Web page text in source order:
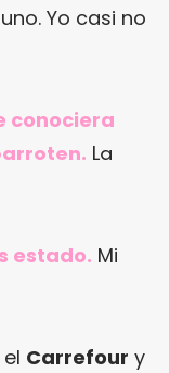
Yo casi no
conociera
La
estado. Mi
el Carrefour y